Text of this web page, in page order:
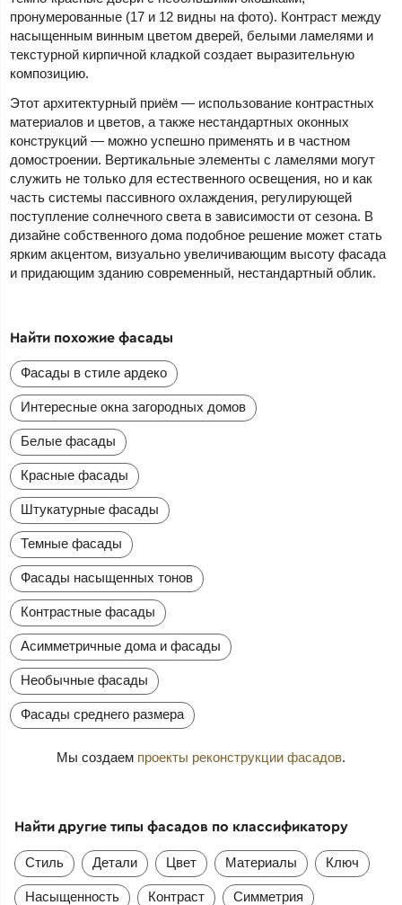
пронумерованные (17 и 12 видны на фото). Контраст между
насыщенным винным цветом дверей, белыми ламелями и
текстурной кирпичной кладкой создает выразительную
композицию.
Этот архитектурный приём — использование контрастных
материалов и цветов, а также нестандартных оконных
конструкций — можно успешно применять и в частном
домостроении. Вертикальные элементы с ламелями могут
служить не только для естественного освещения, но и как
часть системы пассивного охлаждения, регулирующей
поступление солнечного света в зависимости от сезона. В
дизайне собственного дома подобное решение может стать
ярким акцентом, визуально увеличивающим высоту фасада
и придающим зданию современный, нестандартный облик.
Найти похожие фасады
Фасады в стиле ардеко
Интересные окна загородных домов
Белые фасады
Красные фасады
Штукатурные фасады
Темные фасады
Фасады насыщенных тонов
Контрастные фасады
Асимметричные дома и фасады
Необычные фасады
Фасады среднего размера
Мы создаем проекты реконструкции фасадов.
Найти другие типы фасадов по классификатору
Стиль Детали Цвет Материалы Ключ
Насыщенность Контраст Симметрия